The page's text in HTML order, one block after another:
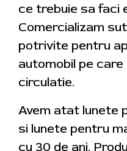
ce trebuie sa faci
Comercializam
potrivite pentru
automobil pe care
circulatie.
Avem atat lunete
si lunete pentru
cu 30 de ani.